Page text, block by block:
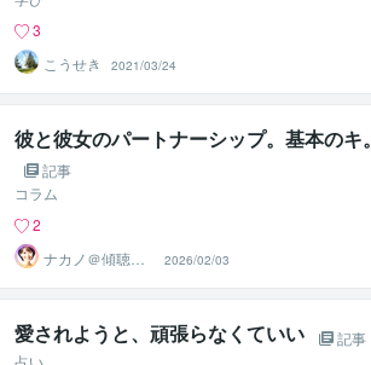
3
こうせき
2021/03/24
彼と彼女のパートナーシップ。基本のキ。
記事
コラム
2
ナカノ＠傾聴と
的確さで出口に
導く脳のプロ
2026/02/03
愛されようと、頑張らなくていい
記事
占い